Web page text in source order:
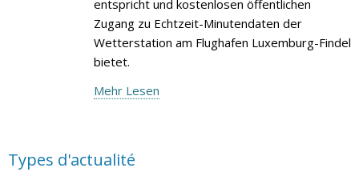
entspricht und kostenlosen öffentlichen
Zugang zu Echtzeit-Minutendaten der
Wetterstation am Flughafen Luxemburg-Findel
bietet.
Mehr Lesen
Types d'actualité